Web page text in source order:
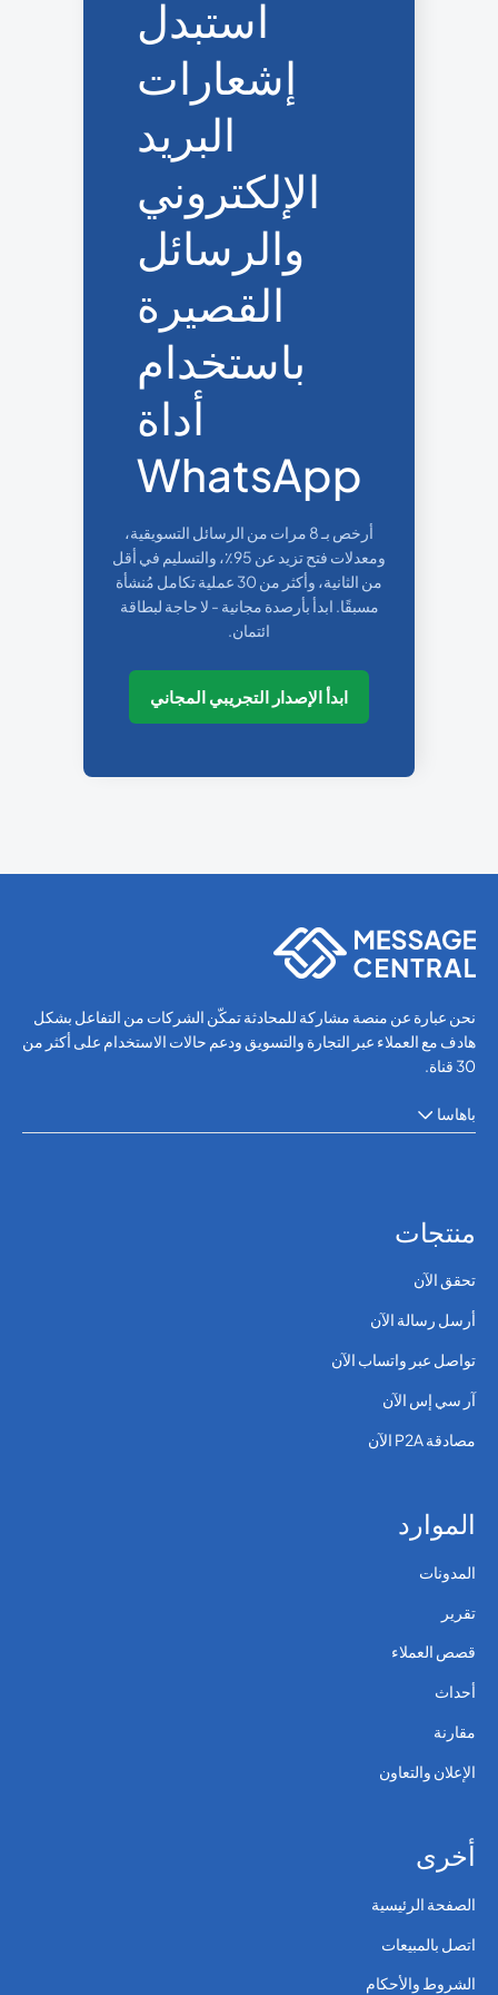
استبدل
إشعارات
البريد
الإلكتروني
والرسائل
القصيرة
باستخدام
أداة
WhatsApp
أرخص بـ 8 مرات من الرسائل التسويقية،
ومعدلات فتح تزيد عن 95٪، والتسليم في أقل
من الثانية، وأكثر من 30 عملية تكامل مُنشأة
مسبقًا. ابدأ بأرصدة مجانية - لا حاجة لبطاقة
ائتمان.
ابدأ الإصدار التجريبي المجاني
نحن عبارة عن منصة مشاركة للمحادثة تمكّن الشركات من التفاعل بشكل
هادف مع العملاء عبر التجارة والتسويق ودعم حالات الاستخدام على أكثر من
30 قناة.
باهاسا
منتجات
تحقق الآن
أرسل رسالة الآن
تواصل عبر واتساب الآن
آر سي إس الآن
مصادقة P2A الآن
الموارد
المدونات
تقرير
قصص العملاء
أحداث
مقارنة
الإعلان والتعاون
أخرى
الصفحة الرئيسية
اتصل بالمبيعات
الشروط والأحكام